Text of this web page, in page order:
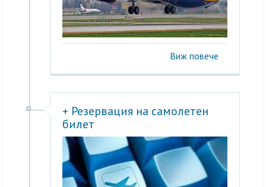
Виж повече
+ Резервация на самолетен
билет